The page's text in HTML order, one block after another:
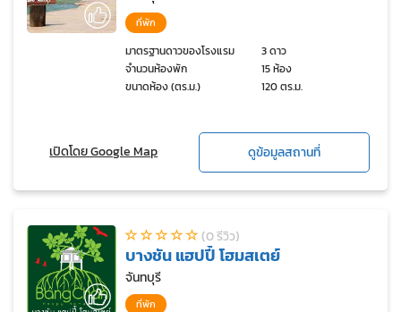
ที่พัก
มาตรฐานดาวของโรงแรม
3 ดาว
จำนวนห้องพัก
15 ห้อง
ขนาดห้อง (ตร.ม.)
120 ตร.ม.
เปิดโดย Google Map ดูข้อมูลสถานที่
(0 รีวิว)
บางชัน แฮปปี้ โฮมสเตย์
จันทบุรี
ที่พัก